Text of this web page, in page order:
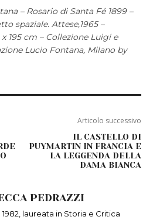
– Rosario di Santa Fé 1899 –
spaziale. Attese,1965 –
195 cm – Collezione Luigi e
Lucio Fontana, Milano by
Articolo successivo
IL CASTELLO DI
PUYMARTIN IN FRANCIA E
LA LEGGENDA DELLA
DAMA BIANCA
PEDRAZZI
1982, laureata in Storia e Critica